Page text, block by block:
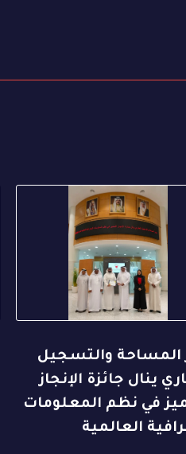
المساحة والتسجيل
ينال جائزة الإنجاز
في نظم المعلومات
العالمية